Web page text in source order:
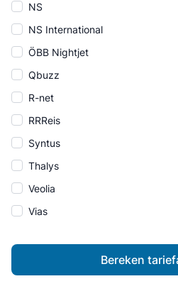
NS
NS International
ÖBB Nightjet
Qbuzz
R-net
RRReis
Syntus
Thalys
Veolia
Vias
Bereken